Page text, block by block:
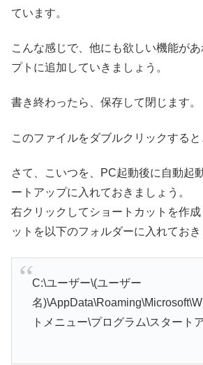
ています。
こんな感じで、他にも欲しい機能が
プトに追加していきましょう。
書き終わったら、保存して閉じます。
このファイルをダブルクリックすると
さて、こいつを、PC起動後に自動起
ートアップに入れておきましょう。
右クリックしてショートカットを作
ットを以下のフォルダーに入れておき
C:\ユーザー\(ユーザー
名
トメニュー\プログラム\スタート